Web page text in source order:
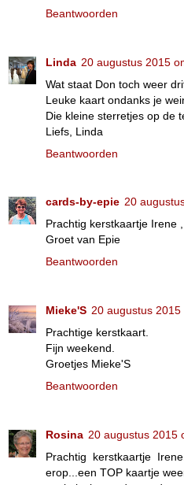
Beantwoorden
Linda 20 augustus 2015
Wat staat Don toch weer
Leuke kaart ondanks je
Die kleine sterretjes op de
Liefs, Linda
Beantwoorden
cards-by-epie 20
Prachtig kerstkaartje Irene ,
Groet van Epie
Beantwoorden
Mieke'S 20 augustus 2015
Prachtige kerstkaart.
Fijn weekend.
Groetjes Mieke'S
Beantwoorden
Rosina 20 augustus 2015
Prachtig kerstkaartje
erop...een TOP kaartje